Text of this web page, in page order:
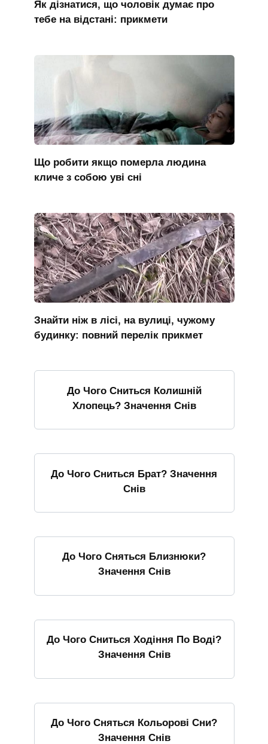
Як дізнатися, що чоловік думає про
тебе на відстані: прикмети
Що робити якщо померла людина
кличе з собою уві сні
Знайти ніж в лісі, на вулиці, чужому
будинку: повний перелік прикмет
До Чого Сниться Колишній
Хлопець? Значення Снів
До Чого Сниться Брат? Значення
Снів
До Чого Сняться Близнюки?
Значення Снів
До Чого Сниться Ходіння По Воді?
Значення Снів
До Чого Сняться Кольорові Сни?
Значення Снів